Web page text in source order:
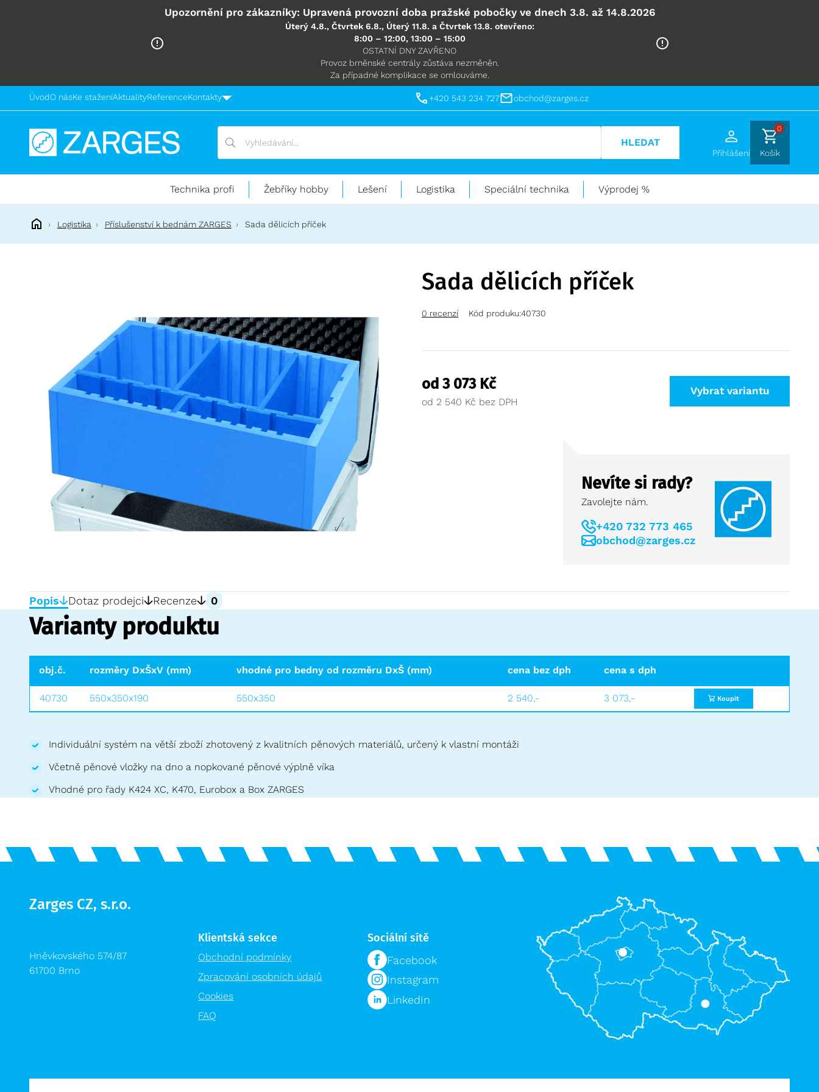
Upozornění pro zákazníky: Upravená provozní doba pražské pobočky ve dnech 3.8. až 14.8.2026
Úterý 4.8., Čtvrtek 6.8., Úterý 11.8. a Čtvrtek 13.8. otevřeno:
8:00 – 12:00, 13:00 – 15:00
OSTATNÍ DNY ZAVŘENO
Provoz brněnské centrály zůstáva nezměněn.
Za případné komplikace se omlouváme.
ÚvodO násKe staženíAktualityReferenceKontakty +420 543 234 727 obchod@zarges.cz
Technika
práci
výškách
Vyhledávání
Vyhledávání
HLEDAT
Přihlášení
0
Košík
Technika profi Žebříky hobby Lešení Logistika Speciální technika Výprodej %
Logistika Příslušenství k bednám ZARGES Sada dělicích příček
Sada dělicích příček
0 recenzí Kód produku:40730
od 3 073 Kč
od 2 540 Kč
Vybrat variantu
Nevíte si rady?
Zavolejte nám.
+420 732 773 465
obchod@zarges.cz
Popis Dotaz prodejci Recenze 0
Varianty produktu
obj.č. rozměry DxŠxV (mm) vhodné pro bedny od rozměru DxŠ (mm) cena bez dph cena s dph
40730 550x350x190 550x350 2 540,- 3 073,- Koupit
Individuální systém na větší zboží zhotovený z kvalitních pěnových materiálů, určený k vlastní montáži
Včetně pěnové vložky na dno a nopkované pěnové výplně víka
Vhodné pro řady K424 XC, K470, Eurobox a Box ZARGES
Zarges CZ, s.r.o.
Hněvkovského 574/87
61700 Brno
Klientská sekce
Obchodní podmínky
Zpracování osobních údajů
Cookies
FAQ
Sociální sítě
Facebook
Instagram
LinkedIn